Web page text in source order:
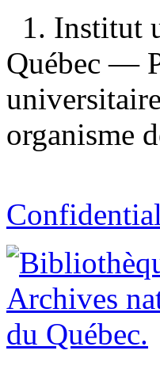
1. Institut
Québec —
organisme